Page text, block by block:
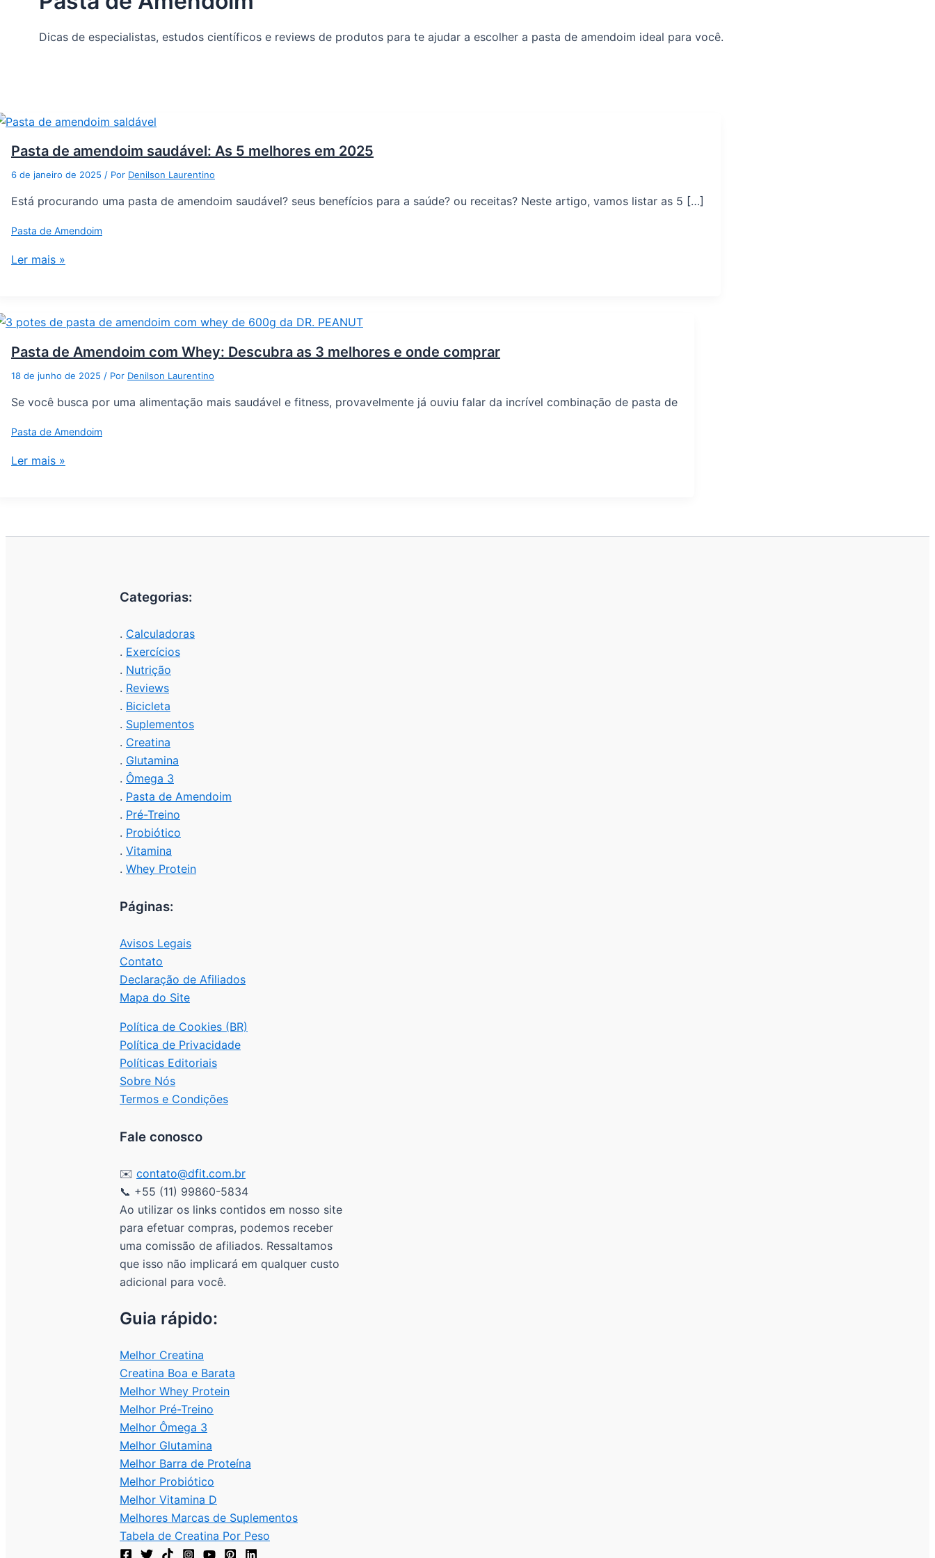
Dicas de especialistas, estudos científicos e reviews de produtos para te ajudar a escolher a pasta de amendoim ideal para você.
Pasta de amendoim saudável: As 5 melhores em 2025
6 de janeiro de 2025 / Por Denilson Laurentino
Está procurando uma pasta de amendoim saudável? seus benefícios para a saúde? ou receitas? Neste artigo, vamos listar as 5 […]
Pasta de Amendoim
Ler mais »
Pasta de Amendoim com Whey: Descubra as 3 melhores e onde comprar
18 de junho de 2025 / Por Denilson Laurentino
Se você busca por uma alimentação mais saudável e fitness, provavelmente já ouviu falar da incrível combinação de pasta de
Pasta de Amendoim
Ler mais »
Categorias:
. Calculadoras
. Exercícios
. Nutrição
. Reviews
. Bicicleta
. Suplementos
. Creatina
. Glutamina
. Ômega 3
. Pasta de Amendoim
. Pré-Treino
. Probiótico
. Vitamina
. Whey Protein
Páginas:
Avisos Legais
Contato
Declaração de Afiliados
Mapa do Site
Política de Cookies (BR)
Política de Privacidade
Políticas Editoriais
Sobre Nós
Termos e Condições
Fale conosco
✉️ contato@dfit.com.br
📞 +55 (11) 99860-5834
Ao utilizar os links contidos em nosso site
para efetuar compras, podemos receber
uma comissão de afiliados. Ressaltamos
que isso não implicará em qualquer custo
adicional para você.
Guia rápido:
Melhor Creatina
Creatina Boa e Barata
Melhor Whey Protein
Melhor Pré-Treino
Melhor Ômega 3
Melhor Glutamina
Melhor Barra de Proteína
Melhor Probiótico
Melhor Vitamina D
Melhores Marcas de Suplementos
Tabela de Creatina Por Peso